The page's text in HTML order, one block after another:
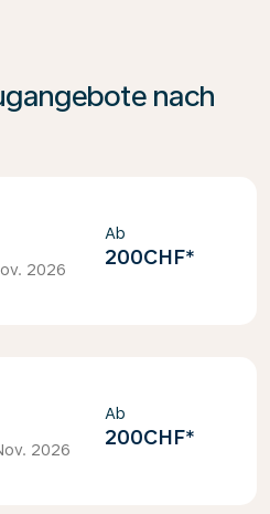
nach
2026
Ab
200CHF*
2026
Ab
200CHF*